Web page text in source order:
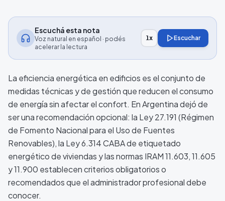
Escuchá esta nota
Voz natural en español · podés
acelerar la lectura
1x Escuchar
La eficiencia energética en edificios es el conjunto de
medidas técnicas y de gestión que reducen el consumo
de energía sin afectar el confort. En Argentina dejó de
ser una recomendación opcional: la Ley 27.191 (Régimen
de Fomento Nacional para el Uso de Fuentes
Renovables), la Ley 6.314 CABA de etiquetado
energético de viviendas y las normas IRAM 11.603, 11.605
y 11.900 establecen criterios obligatorios o
recomendados que el administrador profesional debe
conocer.